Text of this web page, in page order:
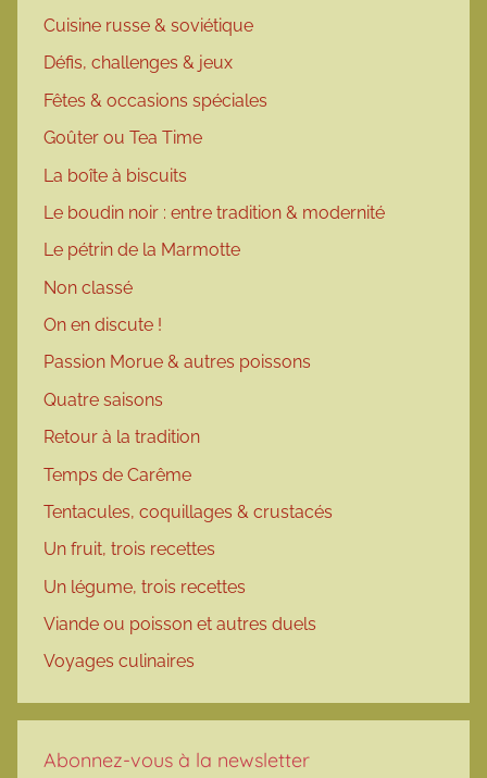
Cuisine russe & soviétique
Défis, challenges & jeux
Fêtes & occasions spéciales
Goûter ou Tea Time
La boîte à biscuits
Le boudin noir : entre tradition & modernité
Le pétrin de la Marmotte
Non classé
On en discute !
Passion Morue & autres poissons
Quatre saisons
Retour à la tradition
Temps de Carême
Tentacules, coquillages & crustacés
Un fruit, trois recettes
Un légume, trois recettes
Viande ou poisson et autres duels
Voyages culinaires
Abonnez-vous à la newsletter